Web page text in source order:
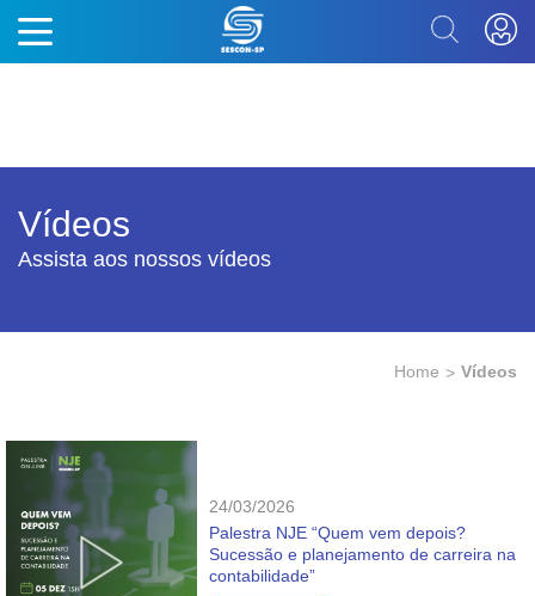
Vídeos
Assista aos nossos vídeos
Home Vídeos
24/03/2026
Palestra NJE “Quem vem depois?
Sucessão e planejamento de carreira na
contabilidade”